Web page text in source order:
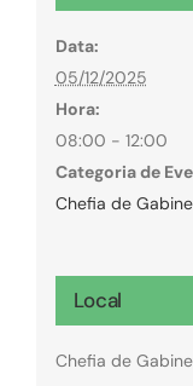
Data:
05/12/2025
Hora:
08:00 - 12:00
Categoria de
Chefia de
Local
Chefia de